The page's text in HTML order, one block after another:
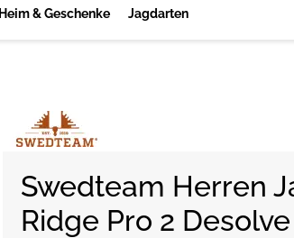
Heim & Geschenke Jagdarten
Swedteam Herren
Ridge Pro 2